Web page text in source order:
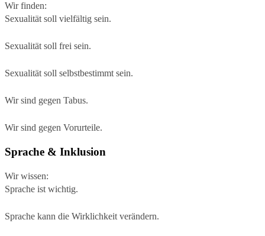
Wir finden:
Sexualität soll vielfältig sein.
Sexualität soll frei sein.
Sexualität soll selbstbestimmt sein.
Wir sind gegen Tabus.
Wir sind gegen Vorurteile.
Sprache & Inklusion
Wir wissen:
Sprache ist wichtig.
Sprache kann die Wirklichkeit verändern.